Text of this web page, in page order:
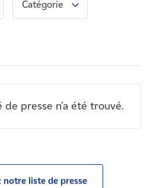
Catégorie
de presse n'a été trouvé.
notre liste de presse